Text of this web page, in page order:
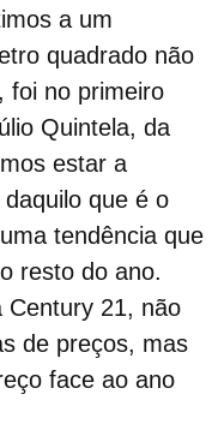
a um
quadrado não
foi no primeiro
Quintela, da
estar a
que é o
tendência que
resto do ano.
Century 21, não
de preços, mas
face ao ano